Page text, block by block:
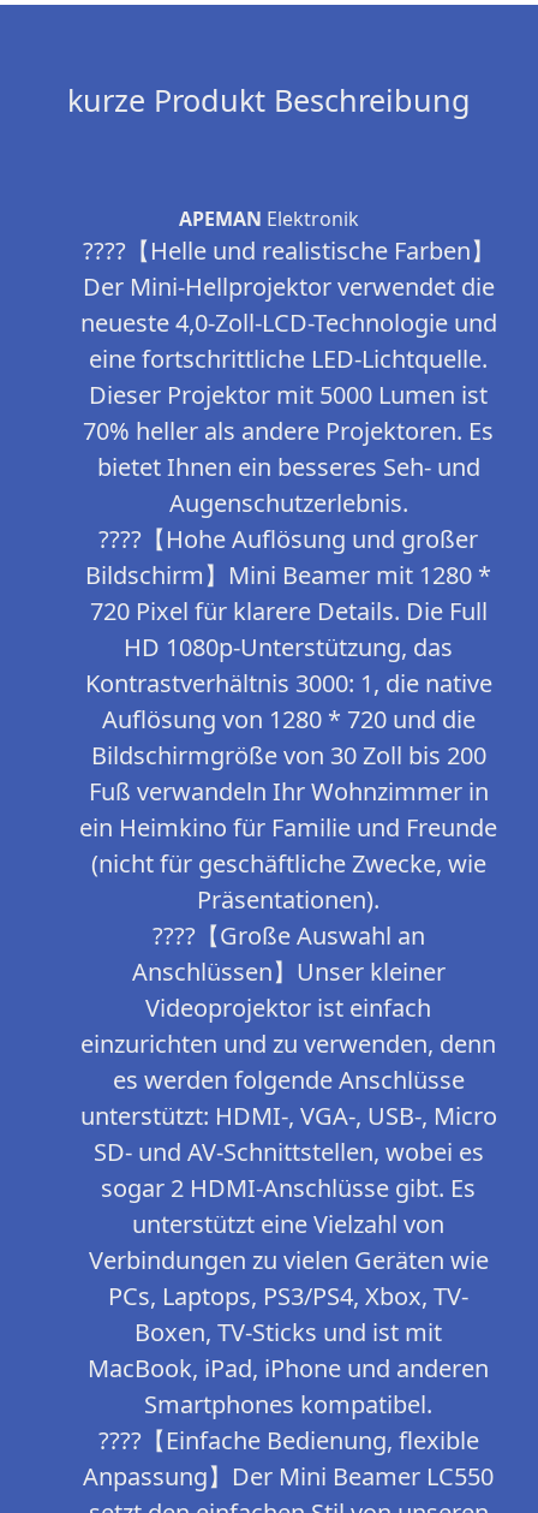
kurze Produkt Beschreibung
APEMAN Elektronik
????【Helle und realistische Farben】
Der Mini-Hellprojektor verwendet die
neueste 4,0-Zoll-LCD-Technologie und
eine fortschrittliche LED-Lichtquelle.
Dieser Projektor mit 5000 Lumen ist
70% heller als andere Projektoren. Es
bietet Ihnen ein besseres Seh- und
Augenschutzerlebnis.
????【Hohe Auflösung und großer
Bildschirm】Mini Beamer mit 1280 *
720 Pixel für klarere Details. Die Full
HD 1080p-Unterstützung, das
Kontrastverhältnis 3000: 1, die native
Auflösung von 1280 * 720 und die
Bildschirmgröße von 30 Zoll bis 200
Fuß verwandeln Ihr Wohnzimmer in
ein Heimkino für Familie und Freunde
(nicht für geschäftliche Zwecke, wie
Präsentationen).
????【Große Auswahl an
Anschlüssen】Unser kleiner
Videoprojektor ist einfach
einzurichten und zu verwenden, denn
es werden folgende Anschlüsse
unterstützt: HDMI-, VGA-, USB-, Micro
SD- und AV-Schnittstellen, wobei es
sogar 2 HDMI-Anschlüsse gibt. Es
unterstützt eine Vielzahl von
Verbindungen zu vielen Geräten wie
PCs, Laptops, PS3/PS4, Xbox, TV-
Boxen, TV-Sticks und ist mit
MacBook, iPad, iPhone und anderen
Smartphones kompatibel.
????【Einfache Bedienung, flexible
Anpassung】Der Mini Beamer LC550